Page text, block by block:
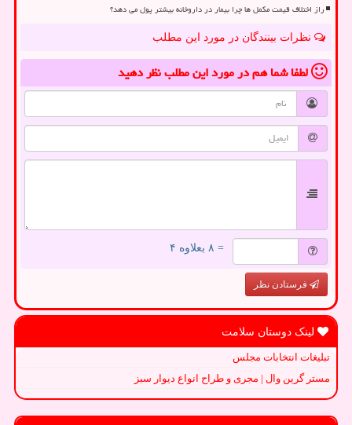
راز اختلاف قیمت مکمل ها چرا بیمار در داروخانه بیشتر پول می دهد؟
نظرات بینندگان در مورد این مطلب
لطفا شما همدر مورد این مطلبنظر دهید
= ۸ بعلاوه ۴
فرستادن نظر
لینک دوستان سلامت
تبلیغات انتخابات مجلس
مستر گرین وال | مجری و طراح انواع دیوار سبز